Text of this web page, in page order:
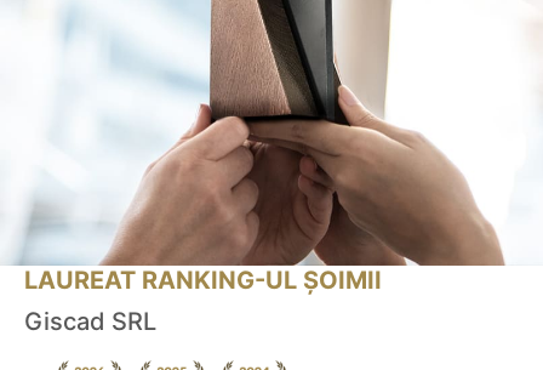
LAUREAT RANKING-UL ȘOIMII
Giscad SRL